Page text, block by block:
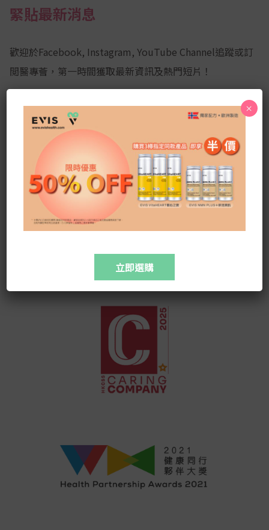
緊貼最新消息
歡迎於Facebook, Instagram, YouTube Channel追蹤或訂
閲醫專薈，第一時間獲取最新資訊及熱門短片！
Facebook
YouTube
Channel
Instagram
立即選購
×